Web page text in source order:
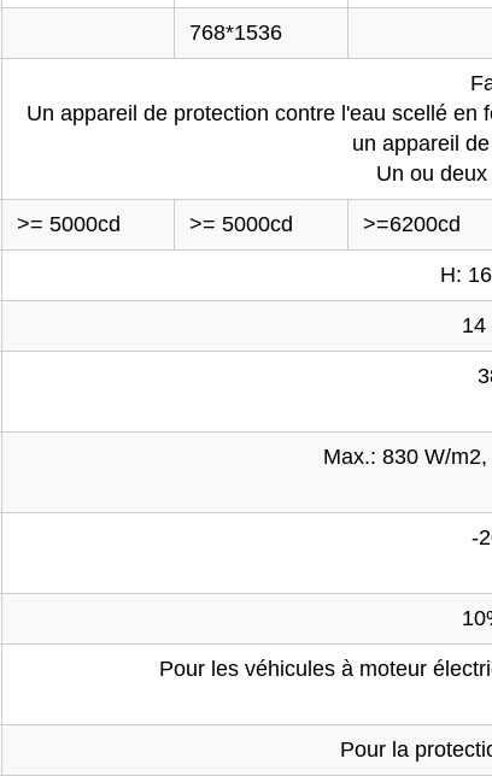
768*1536
Un appareil de protection contre l'eau scellé en
un appareil
Un ou
>= 5000cd >= 5000cd >=6200cd
H:
14
Max.: 830 W/
-
Pour les véhicules à moteur
Pour la